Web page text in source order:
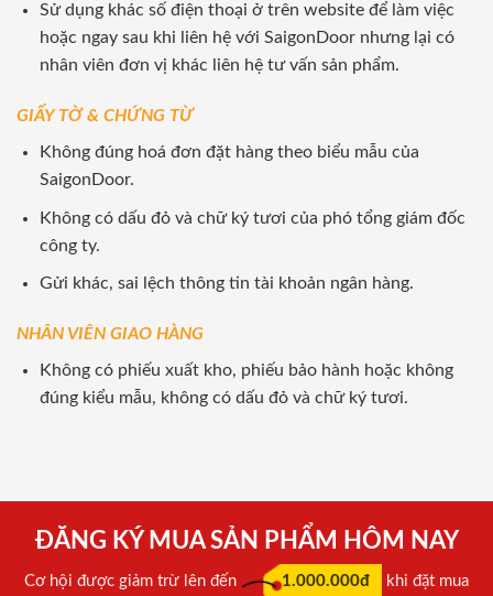
Sử dụng khác số điện thoại ở trên website để làm việc
hoặc ngay sau khi liên hệ với SaigonDoor nhưng lại có
nhân viên đơn vị khác liên hệ tư vấn sản phẩm.
GIẤY TỜ & CHỨNG TỪ
Không đúng hoá đơn đặt hàng theo biểu mẫu của
SaigonDoor.
Không có dấu đỏ và chữ ký tươi của phó tổng giám đốc
công ty.
Gửi khác, sai lệch thông tin tài khoản ngân hàng.
NHÂN VIÊN GIAO HÀNG
Không có phiếu xuất kho, phiếu bảo hành hoặc không
đúng kiểu mẫu, không có dấu đỏ và chữ ký tươi.
ĐĂNG KÝ MUA SẢN PHẨM HÔM NAY
Cơ hội được giảm trừ lên đến 1.000.000đ
khi đặt mua